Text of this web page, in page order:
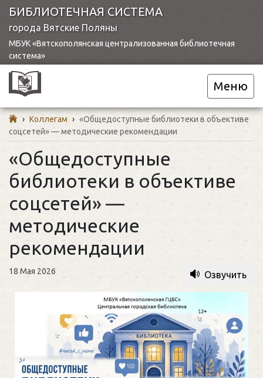
БИБЛИОТЕЧНАЯ СИСТЕМА
города Вятские Поляны
МБУК «Вятскополянская централизованная библиотечная
система»
Меню
› Коллегам › «Общедоступные библиотеки в объективе
соцсетей» — методические рекомендации
«Общедоступные
библиотеки в объективе
соцсетей» —
методические
рекомендации
18 Мая 2026 Озвучить